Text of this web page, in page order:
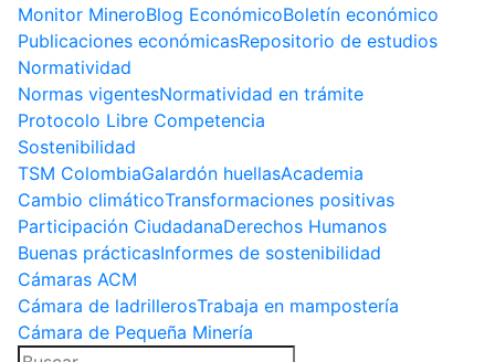
Monitor MineroBlog EconómicoBoletín económico
Publicaciones económicasRepositorio de estudios
Normatividad
Normas vigentesNormatividad en trámite
Protocolo Libre Competencia
Sostenibilidad
TSM ColombiaGalardón huellasAcademia
Cambio climáticoTransformaciones positivas
Participación CiudadanaDerechos Humanos
Buenas prácticasInformes de sostenibilidad
Cámaras ACM
Cámara de ladrillerosTrabaja en mampostería
Cámara de Pequeña Minería